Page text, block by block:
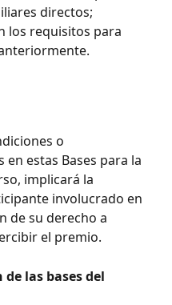
directos;
los requisitos para
o
estas Bases para la
implicará la
involucrado en
de su derecho a
el premio.
las bases del